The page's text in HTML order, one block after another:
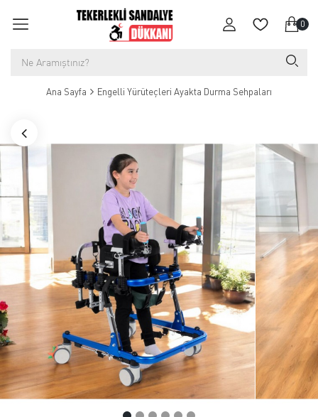
0
Ana Sayfa Engelli Yürüteçleri Ayakta Durma Sehpaları